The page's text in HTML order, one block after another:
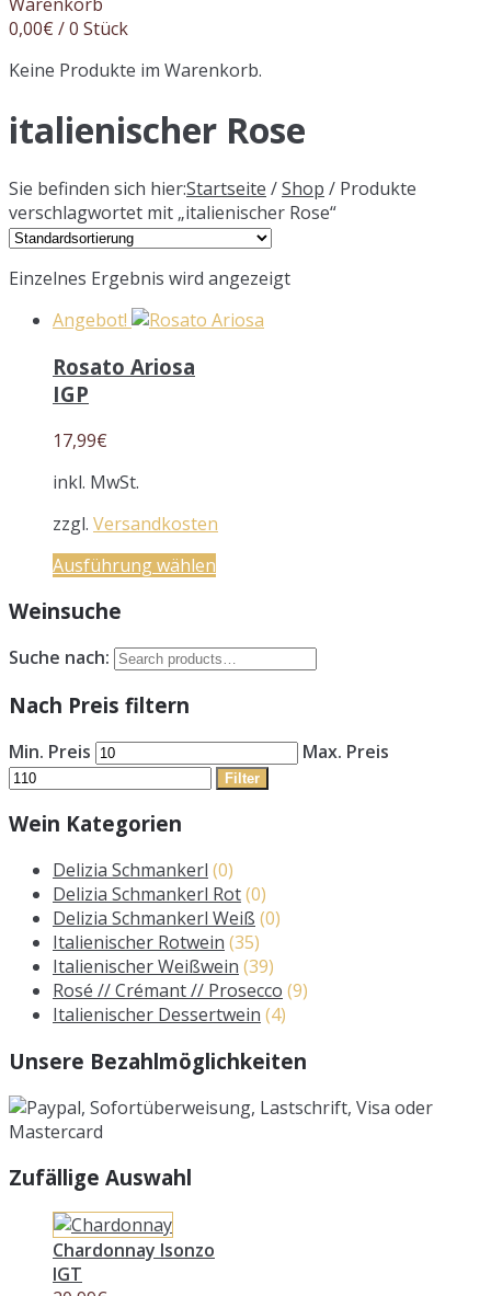
Warenkorb
0,00€ / 0 Stück
Keine Produkte im Warenkorb.
italienischer Rose
Sie befinden sich hier:Startseite /Shop / Produkte
verschlagwortet mit „italienischer Rose“
Einzelnes Ergebnis wird angezeigt
Angebot!
Rosato Ariosa
IGP
17,99€
inkl. MwSt.
zzgl. Versandkosten
Ausführung wählen
Weinsuche
Suche nach:
Nach Preis filtern
Min. Preis Max. Preis
Filter
Wein Kategorien
Delizia Schmankerl (0)
Delizia Schmankerl Rot(0)
Delizia Schmankerl Weiß (0)
Italienischer Rotwein (35)
Italienischer Weißwein (39)
Rosé // Crémant // Prosecco (9)
Italienischer Dessertwein (4)
Unsere Bezahlmöglichkeiten
Zufällige Auswahl
Chardonnay Isonzo
IGT